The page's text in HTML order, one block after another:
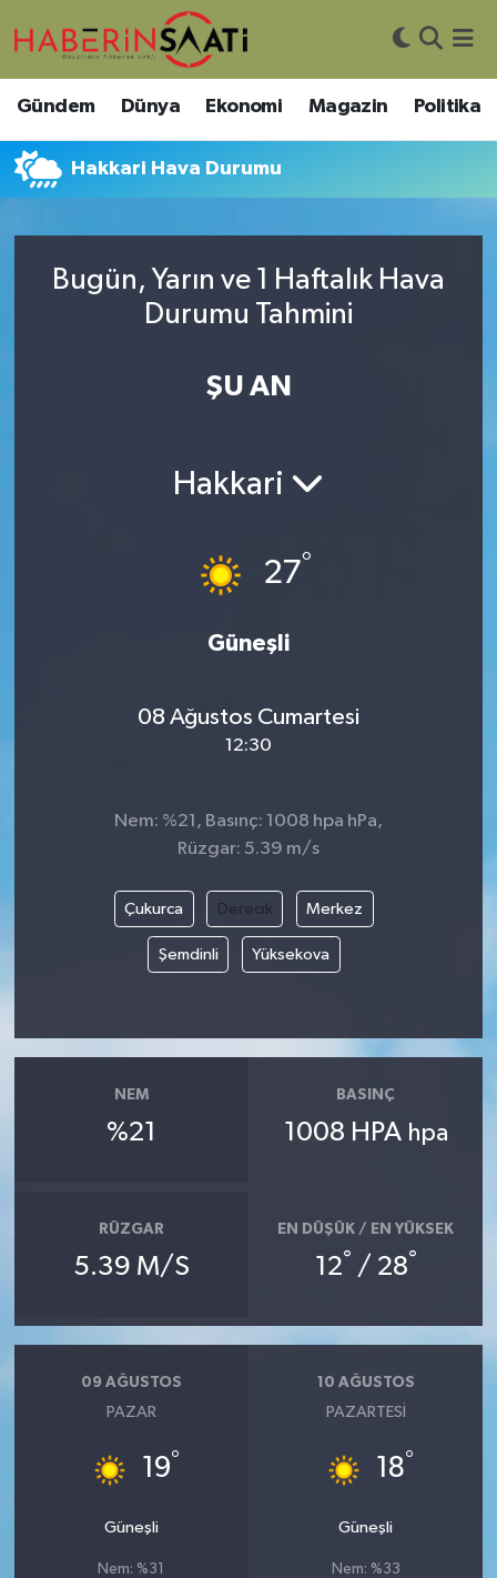
Gündem Dünya Ekonomi Magazin Politika
Hakkari Hava Durumu
Bugün, Yarın ve 1 Haftalık Hava
Durumu Tahmini
ŞU AN
Hakkari
27°
Güneşli
08 Ağustos Cumartesi
12:30
Nem: %21, Basınç: 1008 hpa hPa,
Rüzgar: 5.39 m/s
Çukurca Derecik Merkez
Şemdinli Yüksekova
NEM
%21
BASINÇ
1008 HPA hpa
RÜZGAR
5.39 M/S
EN DÜŞÜK / EN YÜKSEK
12° / 28°
09 AĞUSTOS
PAZAR
19°
Güneşli
Nem: %31
10 AĞUSTOS
PAZARTESI
18°
Güneşli
Nem: %33
Asayiş
Bilim ve Teknoloji
Çevre
Magazin
Politika
Siyaset
Nöbetçi Eczaneler
Hava Durumu
Trafik Durumu
Tüm Manşetler